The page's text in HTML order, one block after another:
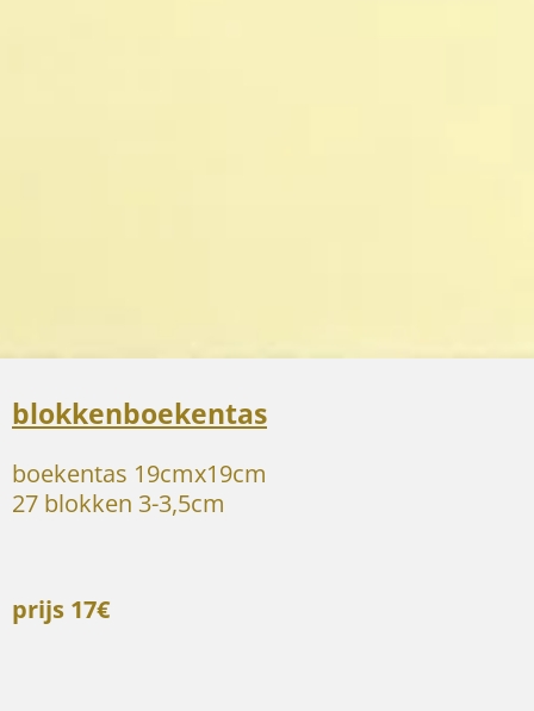
blokkenboekentas
boekentas 19cmx19cm
27 blokken 3-3,5cm
prijs 17€